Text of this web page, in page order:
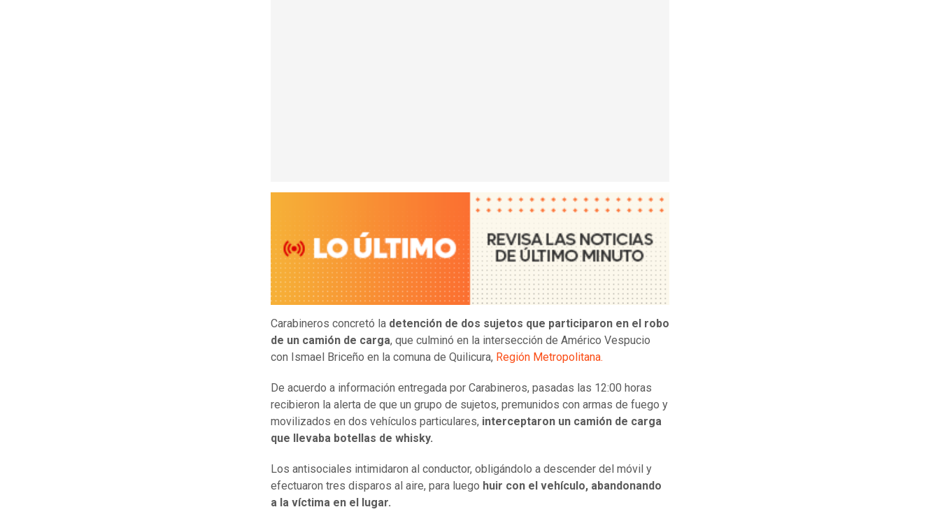
Carabineros concretó la detención de dos sujetos que participaron en el robo
de un camión de carga, que culminó en la intersección de Américo Vespucio
con Ismael Briceño en la comuna de Quilicura, Región Metropolitana.
De acuerdo a información entregada por Carabineros, pasadas las 12:00 horas
recibieron la alerta de que un grupo de sujetos, premunidos con armas de fuego y
movilizados en dos vehículos particulares, interceptaron un camión de carga
que llevaba botellas de whisky.
Los antisociales intimidaron al conductor, obligándolo a descender del móvil y
efectuaron tres disparos al aire, para luego huir con el vehículo, abandonando
a la víctima en el lugar.